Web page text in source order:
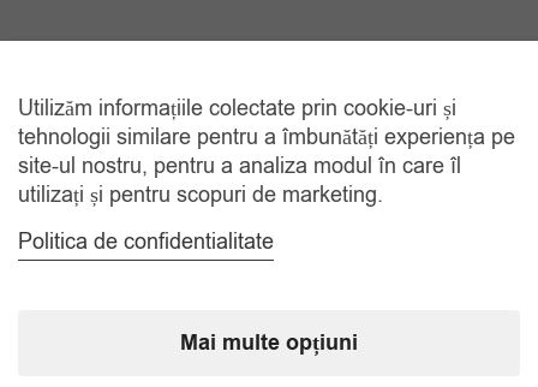
TRANSPORT GRATUIT
La comenzi de peste 150 lei
RETUR 30 ZILE
Gratuit, indiferent de motiv
Tel. 0770420114
Utilizăm informațiile colectate prin cookie-uri și
tehnologii similare pentru a îmbunătăți experiența pe
site-ul nostru, pentru a analiza modul în care îl
utilizați și pentru scopuri de marketing.
Politica de confidentialitate
Mai multe opțiuni